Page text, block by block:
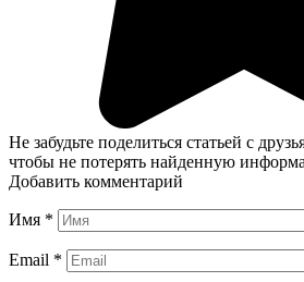
Не забудьте поделиться статьей с
чтобы не потерять найденную
Добавить комментарий
Имя *
Email *